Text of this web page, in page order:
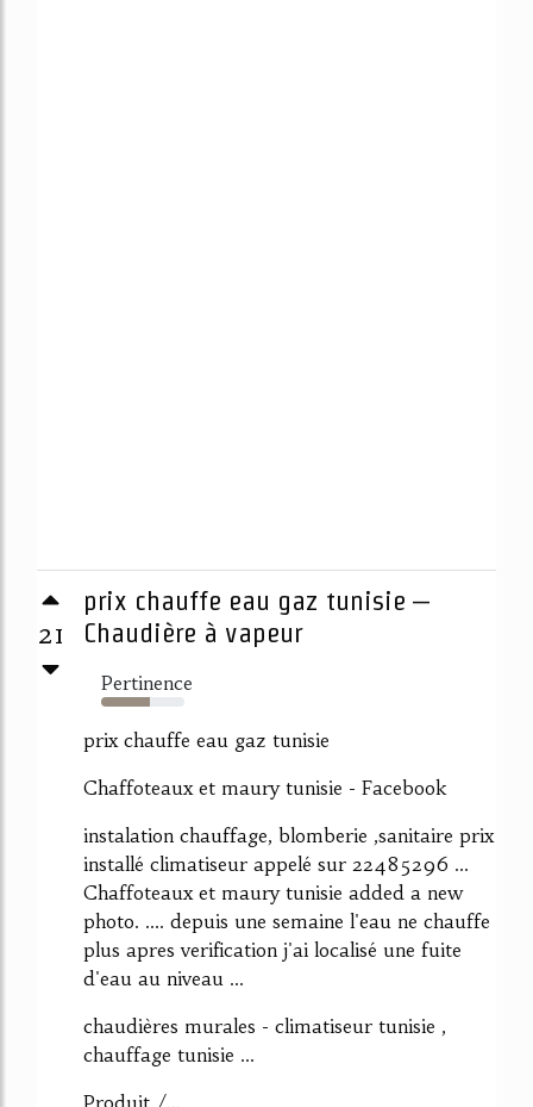
21
prix chauffe eau gaz tunisie –
Chaudière à vapeur
Pertinence
59%
prix chauffe eau gaz tunisie
Chaffoteaux et maury tunisie - Facebook
instalation chauffage, blomberie ,sanitaire prix
installé climatiseur appelé sur 22485296 ...
Chaffoteaux et maury tunisie added a new
photo. .... depuis une semaine l'eau ne chauffe
plus apres verification j'ai localisé une fuite
d'eau au niveau ...
chaudières murales - climatiseur tunisie ,
chauffage tunisie ...
Produit /...